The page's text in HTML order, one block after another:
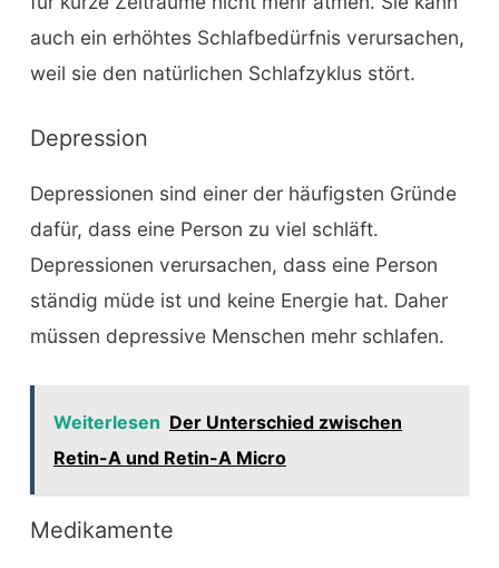
auch ein erhöhtes Schlafbedürfnis verursachen,
weil sie den natürlichen Schlafzyklus stört.
Depression
Depressionen sind einer der häufigsten Gründe
dafür, dass eine Person zu viel schläft.
Depressionen verursachen, dass eine Person
ständig müde ist und keine Energie hat. Daher
müssen depressive Menschen mehr schlafen.
Weiterlesen Der Unterschied zwischen
Retin-A und Retin-A Micro
Medikamente